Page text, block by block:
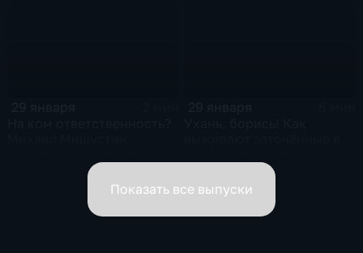
вице-премьеров
Показать все выпуски